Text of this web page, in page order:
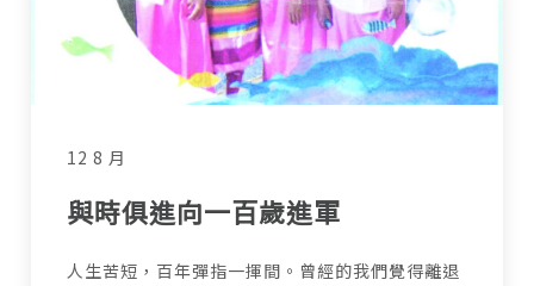
12 8 月
與時俱進向一百歲進軍
人生苦短，百年彈指一揮間。曾經的我們覺得離退